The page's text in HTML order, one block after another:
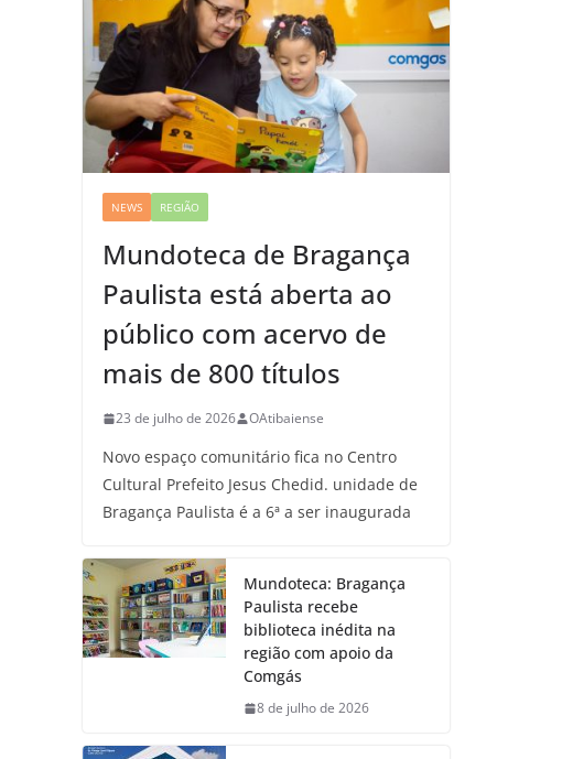
NEWS REGIÃO
Mundoteca de Bragança
Paulista está aberta ao
público com acervo de
mais de 800 títulos
23 de julho de 2026 OAtibaiense
Novo espaço comunitário fica no Centro
Cultural Prefeito Jesus Chedid. unidade de
Bragança Paulista é a 6ª a ser inaugurada
Mundoteca: Bragança
Paulista recebe
biblioteca inédita na
região com apoio da
Comgás
8 de julho de 2026